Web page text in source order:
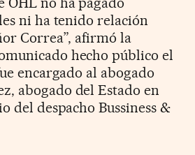
ni ha tenido relación
Correa”, afirmó la
hecho público el
encargado al abogado
abogado del Estado en
del despacho Bussiness &